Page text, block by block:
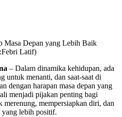
Latif)
– Dalam dinamika kehidupan, ada
untuk menanti, dan saat-saat di
dengan harapan masa depan yang
menjadi pijakan penting bagi
mempersiapkan diri, dan
yang lebih positif.